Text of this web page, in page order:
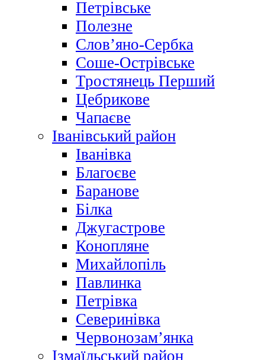
Петрівське
Полезне
Слов’яно-Сербка
Соше-Острівське
Тростянець Перший
Цебрикове
Чапаєве
Іванівський район
Іванівка
Благоєве
Баранове
Білка
Джугастрове
Конопляне
Михайлопіль
Павлинка
Петрівка
Северинівка
Червонозам’янка
Ізмаїльський район